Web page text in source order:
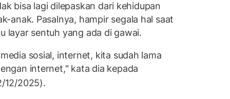
bisa lagi dilepaskan dari kehidupan
anak. Pasalnya, hampir segala hal saat
layar sentuh yang ada di gawai.
sosial, internet, kita sudah lama
internet," kata dia kepada
12/2025).